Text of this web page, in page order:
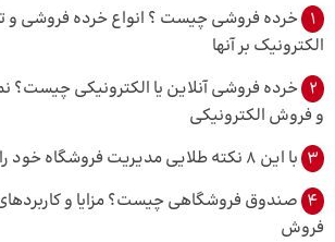
1 خرده‌ فروشی چیست ؟ انواع خرده فروشی و
الکترونیک بر آنها
2 خرده فروشی آنلاین یا الکترونیکی چیست؟
و فروش الکترونیکی
3 با این 8 نکته طلایی مدیریت فروشگاه خود را به دست بگیرید
4 صندوق فروشگاهی چیست؟ مزایا و
فروش